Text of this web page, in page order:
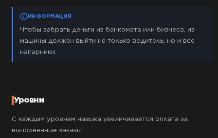
ИНФОРМАЦИЯ
Чтобы забрать деньги из банкомата или бизнеса, из
машины должен выйти не только водитель, но и все
напарники.
Уровни
С каждым уровнем навыка увеличивается оплата за
выполненные заказы.